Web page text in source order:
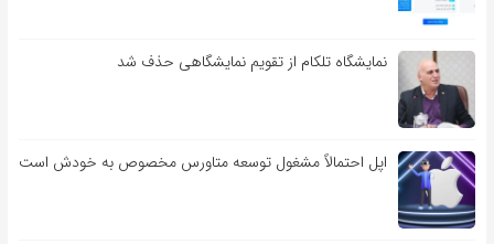
نمایشگاه تلکام از تقویم نمایشگاهی حذف شد
اپل احتمالاً مشغول توسعه متاورس مخصوص به خودش است